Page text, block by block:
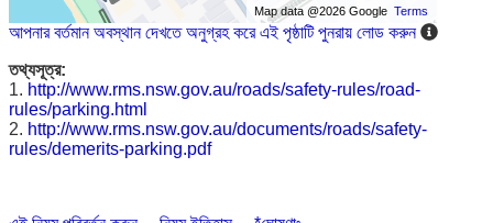
Map data @2026 GoogleTerms
আপনার বর্তমান অবস্থান দেখতে অনুগ্রহ করে এই পৃষ্ঠাটি পুনরায় লোড করুন
তথ্যসূত্র:
1. http://www.rms.nsw.gov.au/roads/safety-rules/road-
rules/parking.html
2. http://www.rms.nsw.gov.au/documents/roads/safety-
rules/demerits-parking.pdf